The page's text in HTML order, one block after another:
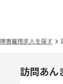
障害雇用求人を探す
訪問あ